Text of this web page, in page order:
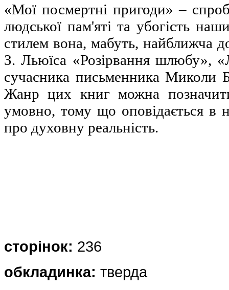
«Мої посмертні пригоди» –
людської пам'яті та убогість
стилем вона, мабуть, найближча
З. Льюїса «Розірвання шлюбу»,
сучасника письменника Миколи
Жанр цих книг можна
умовно, тому що оповідається в
про духовну реальність.
сторінок: 236
обкладинка: тверда